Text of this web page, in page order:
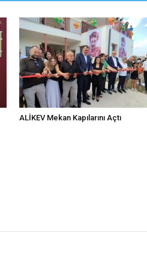
ALİKEV Mekan Kapılarını Açtı